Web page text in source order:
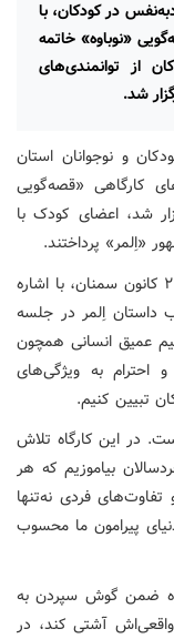
در کودکان، با
«نوباوه» خاتمه
از توانمندی‌های
شد.
و نوجوانان استان
کارگاهی «قصه‌گویی
سمنان برگزار شد، اعضای کودک با
«اِلمر» پرداختند.
فرزانه سادات طاهری، مربی مسئول مرکز شماره ۲ کانون سمنان، با اشاره
داستان اِلمر در جلسه
عمیق انسانی همچون
احترام به ویژگی‌های
تبیین کنیم.
در این کارگاه تلاش
بیاموزیم که هر
فردی نه‌تنها
پیرامون ما محسوب
ضمن گوش سپردن به
آشتی کند، در